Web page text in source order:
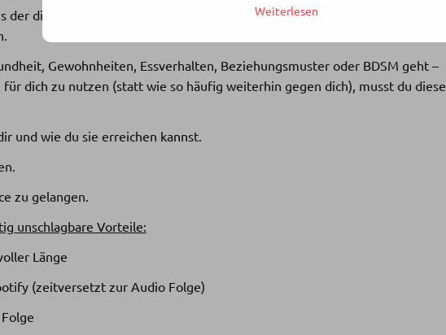
der dienlichsten Tools, die man erlernen muss, wenn man anfangen will, mit
Gewohnheiten, Essverhalten, Beziehungsmuster oder BDSM geht –
dich zu nutzen (statt wie so häufig weiterhin gegen dich), musst du diese
und wie du sie erreichen kannst.
zu gelangen.
unschlagbare Vorteile:
Länge
(zeitversetzt zur Audio Folge)
Weiterlesen